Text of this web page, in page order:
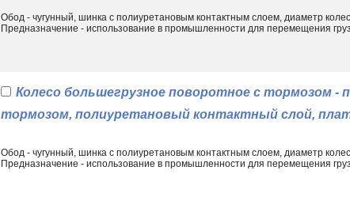
Обод - чугунный, шинка с полиуретановым контактным слоем, диаметр
Предназначение - использование в промышленности для перемещения
Колесо большегрузное поворотное с тормозом -
тормозом, полиуретановый контактный слой,
Обод - чугунный, шинка с полиуретановым контактным слоем, диаметр
Предназначение - использование в промышленности для перемещения